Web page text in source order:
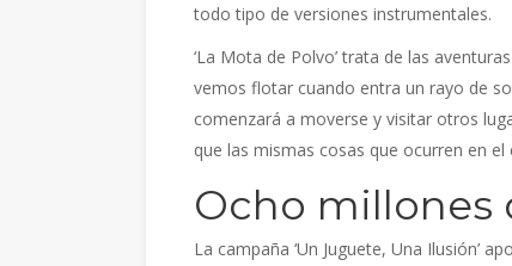
todo tipo de versiones instrumentales.
‘La Mota de Polvo’ trata de las
vemos flotar cuando entra un rayo de
comenzará a moverse y visitar otros
que las mismas cosas que ocurren en
Ocho millones
La campaña ‘Un Juguete, Una Ilusión’